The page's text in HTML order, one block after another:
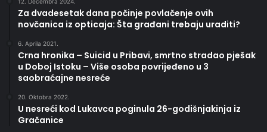
Za dvadesetak dana počinje povlačenje ovih
novčanica iz opticaja: Šta građani trebaju uraditi?
6. Aprila 2021.
Crna hronika – Suicid u Pribavi, smrtno stradao pješak
u Doboj Istoku – Više osoba povrijeđeno u 3
saobraćajne nesreće
20. Oktobra 2022.
U nesreći kod Lukavca poginula 26-godišnjakinja iz
Gračanice